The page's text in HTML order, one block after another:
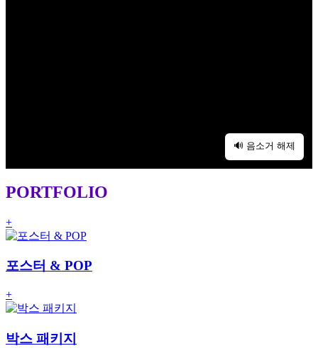
🔊 음소거 해제
PORTFOLIO
+
포스터 & POP
+
박스 패키지